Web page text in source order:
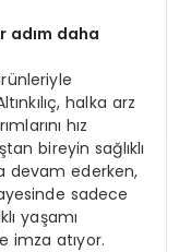
adım daha
halka arz
hız
bireyin sağlıklı
devam ederken,
sadece
yaşamı
imza atıyor.